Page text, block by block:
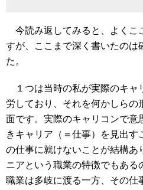
今読み返してみると、よくこ
すが、ここまで深く書いたのは
た。
１つは当時の私が実際のキャ
労しており、それを何かしらの
面です。実際のキャリコンで意
きキャリア（＝仕事）を見出す
の仕事に就けないことが結構あ
ニアという職業の特徴でもあ
職業は多岐に渡る一方、その仕